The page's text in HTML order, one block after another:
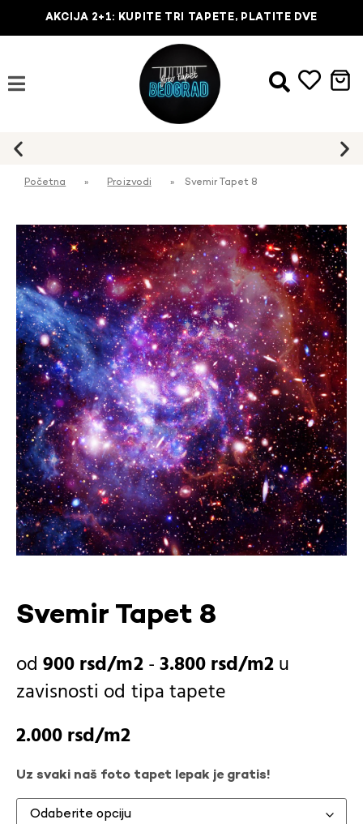
AKCIJA 2+1: KUPITE TRI TAPETE, PLATITE DVE
Početna » Proizvodi » Svemir Tapet 8
Svemir Tapet 8
900rsd -3.800rsd
u
zavisnosti od tipa tapete
2.000rsd
Uz svaki naš foto tapet lepak je gratis!